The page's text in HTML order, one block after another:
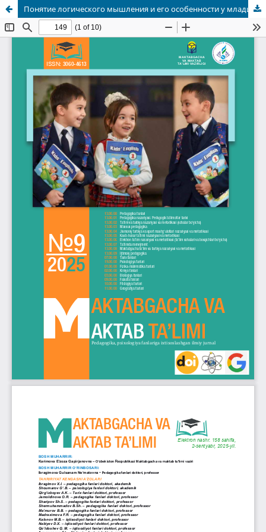
Понятие логического мышления и его особенности у младших школьников